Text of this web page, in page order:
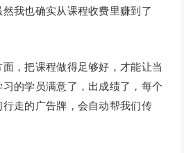
我也确实从课程收费里赚到了
，把课程做得足够好，才能让当
的学员满意了，出成绩了，每个
走的广告牌，会自动帮我们传